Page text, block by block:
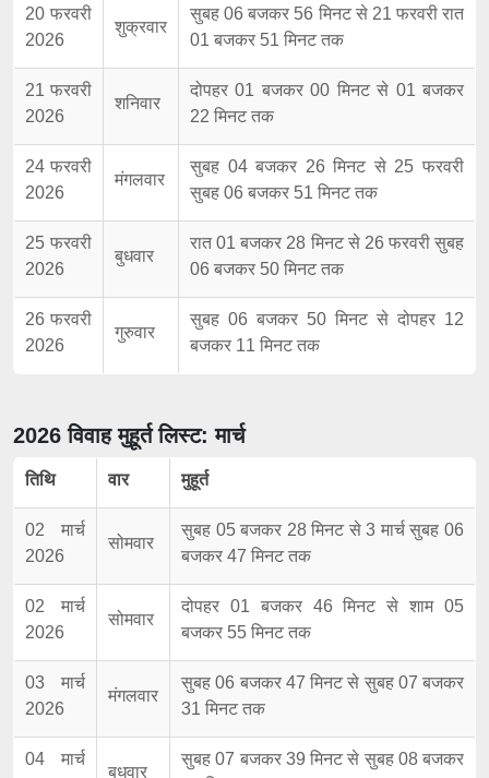
20 फरवरी
2026
शुक्रवार
सुबह 06 बजकर 56 मिनट से 21 फरवरी रात
01 बजकर 51 मिनट तक
21 फरवरी
2026
शनिवार
दोपहर 01 बजकर 00 मिनट से 01 बजकर
22 मिनट तक
24 फरवरी
2026
मंगलवार
सुबह 04 बजकर 26 मिनट से 25 फरवरी
सुबह 06 बजकर 51 मिनट तक
25 फरवरी
2026
बुधवार
रात 01 बजकर 28 मिनट से 26 फरवरी सुबह
06 बजकर 50 मिनट तक
26 फरवरी
2026
गुरुवार
सुबह 06 बजकर 50 मिनट से दोपहर 12
बजकर 11 मिनट तक
2026 विवाह मुहूर्त लिस्ट: मार्च
तिथि वार मुहूर्त
02 मार्च
2026
सोमवार
सुबह 05 बजकर 28 मिनट से 3 मार्च सुबह 06
बजकर 47 मिनट तक
02 मार्च
2026
सोमवार
दोपहर 01 बजकर 46 मिनट से शाम 05
बजकर 55 मिनट तक
03 मार्च
2026
मंगलवार
सुबह 06 बजकर 47 मिनट से सुबह 07 बजकर
31 मिनट तक
04 मार्च
बुधवार
सुबह 07 बजकर 39 मिनट से सुबह 08 बजकर